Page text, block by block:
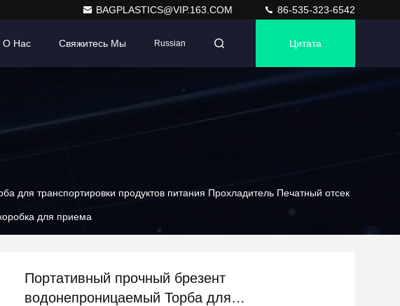
BAGPLASTICS@VIP.163.COM 86-535-323-6542
О Нас Свяжитесь Мы Russian Цитата
для транспортировки продуктов питания Прохладитель Печатный отсек
для приема
Портативный прочный брезент
водонепроницаемый Торба для